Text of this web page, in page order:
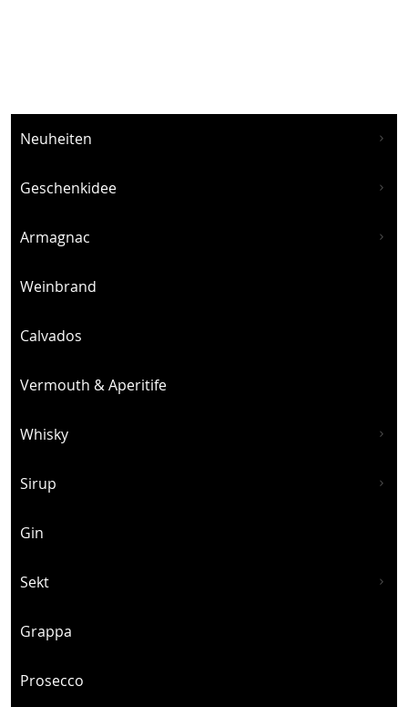
Neuheiten
Geschenkidee
Armagnac
Weinbrand
Calvados
Vermouth & Aperitife
Whisky
Sirup
Gin
Sekt
Grappa
Prosecco